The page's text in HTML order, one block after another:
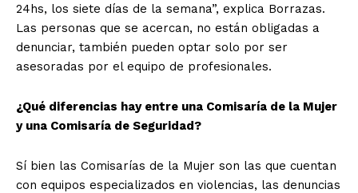
24hs, los siete días de la semana”, explica Borrazas.
Las personas que se acercan, no están obligadas a
denunciar, también pueden optar solo por ser
asesoradas por el equipo de profesionales.
¿Qué diferencias hay entre una Comisaría de la Mujer
y una Comisaría de Seguridad?
Sí bien las Comisarías de la Mujer son las que cuentan
con equipos especializados en violencias, las denuncias